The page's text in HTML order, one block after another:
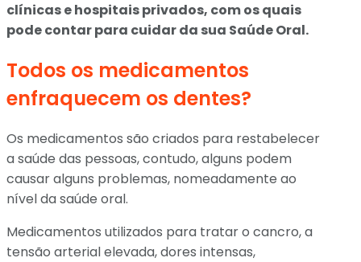
clínicas e hospitais privados, com os quais
pode contar para cuidar da sua Saúde Oral.
Todos os medicamentos
enfraquecem os dentes?
Os medicamentos são criados para restabelecer
a saúde das pessoas, contudo, alguns podem
causar alguns problemas, nomeadamente ao
nível da saúde oral.
Medicamentos utilizados para tratar o cancro, a
tensão arterial elevada, dores intensas,